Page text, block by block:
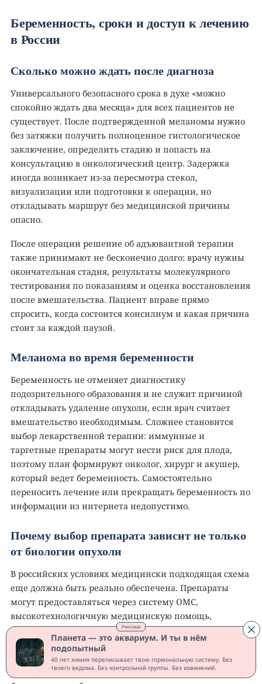
Реклама
Планета — это аквариум. И ты в нём
подопытный
40 лет химия переписывает твою гормональную систему. Без
твоего ведома. Без контрольной группы. Без извинений.
Беременность, сроки и доступ к лечению
в России
Сколько можно ждать после диагноза
Универсального безопасного срока в духе «можно
спокойно ждать два месяца» для всех пациентов не
существует. После подтвержденной меланомы нужно
без затяжки получить полноценное гистологическое
заключение, определить стадию и попасть на
консультацию в онкологический центр. Задержка
иногда возникает из-за пересмотра стекол,
визуализации или подготовки к операции, но
откладывать маршрут без медицинской причины
опасно.
После операции решение об адъювантной терапии
также принимают не бесконечно долго: врачу нужны
окончательная стадия, результаты молекулярного
тестирования по показаниям и оценка восстановления
после вмешательства. Пациент вправе прямо
спросить, когда состоится консилиум и какая причина
стоит за каждой паузой.
Меланома во время беременности
Беременность не отменяет диагностику
подозрительного образования и не служит причиной
откладывать удаление опухоли, если врач считает
вмешательство необходимым. Сложнее становится
выбор лекарственной терапии: иммунные и
таргетные препараты могут нести риск для плода,
поэтому план формируют онколог, хирург и акушер,
который ведет беременность. Самостоятельно
переносить лечение или прекращать беременность по
информации из интернета недопустимо.
Почему выбор препарата зависит не только
от биологии опухоли
В российских условиях медицински подходящая схема
еще должна быть реально обеспечена. Препараты
могут предоставляться через систему ОМС,
высокотехнологичную медицинскую помощь,
региональные закупки или иные предусмотренные
маршруты, но сроки и доступность различаются
между учреждениями и регионами. Если
рекомендуемое лечение задерживают или заменяют